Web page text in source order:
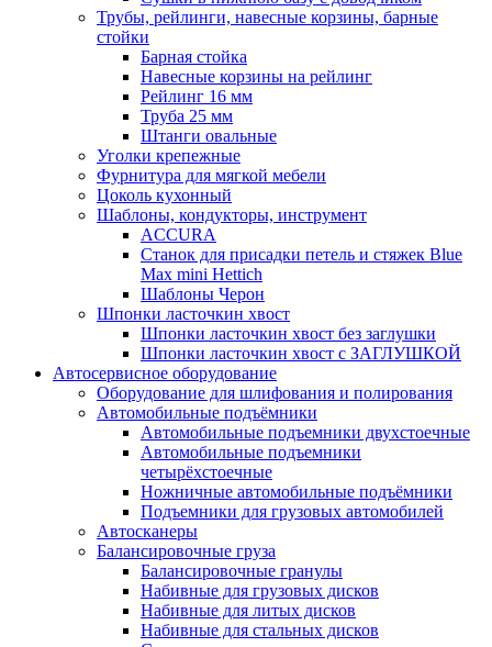
Трубы, рейлинги, навесные корзины, барные
стойки
Барная стойка
Навесные корзины на рейлинг
Рейлинг 16 мм
Труба 25 мм
Штанги овальные
Уголки крепежные
Фурнитура для мягкой мебели
Цоколь кухонный
Шаблоны, кондукторы, инструмент
ACCURA
Станок для присадки петель и стяжек Blue
Max mini Hettich
Шаблоны Черон
Шпонки ласточкин хвост
Шпонки ласточкин хвост без заглушки
Шпонки ласточкин хвост с ЗАГЛУШКОЙ
Автосервисное оборудование
Оборудование для шлифования и полирования
Автомобильные подъёмники
Автомобильные подъемники двухстоечные
Автомобильные подъемники
четырёхстоечные
Ножничные автомобильные подъёмники
Подъемники для грузовых автомобилей
Автосканеры
Балансировочные груза
Балансировочные гранулы
Набивные для грузовых дисков
Набивные для литых дисков
Набивные для стальных дисков